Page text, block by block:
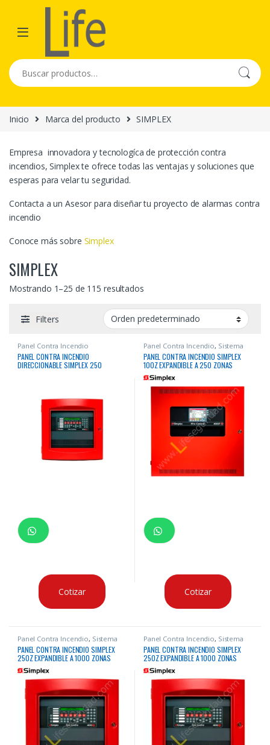
Skip to navigation
Skip to content
Buscar por:
Inicio Marca del producto SIMPLEX
Empresa innovadora y tecnologíca de protección contra
incendios, Simplex te ofrece todas las ventajas y soluciones que
esperas para velar tu seguridad.
Contacta a un Asesor para diseñar tu proyecto de alarmas contra
incendio
Conoce más sobre Simplex
SIMPLEX
Mostrando 1–25 de 115 resultados
Filters
Panel Contra Incendio
PANEL CONTRA INCENDIO
DIRECCIONABLE SIMPLEX 250
Cotizar
Panel Contra Incendio, Sistema
Contra Incendio
PANEL CONTRA INCENDIO SIMPLEX
100Z EXPANDIBLE A 250 ZONAS
DIRECCIONABLE
Cotizar
Panel Contra Incendio, Sistema
Contra Incendio
PANEL CONTRA INCENDIO SIMPLEX
250Z EXPANDIBLE A 1000 ZONAS
DIRECCIONABLE
Panel Contra Incendio, Sistema
Contra Incendio
PANEL CONTRA INCENDIO SIMPLEX
250Z EXPANDIBLE A 1000 ZONAS
IDNAC DIRECCIONABLE